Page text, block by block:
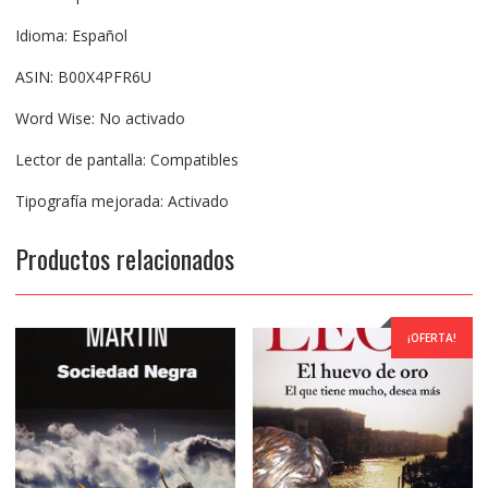
Idioma: Español
ASIN: B00X4PFR6U
Word Wise: No activado
Lector de pantalla: Compatibles
Tipografía mejorada: Activado
Productos relacionados
¡OFERTA!